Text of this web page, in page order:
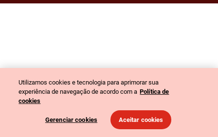
Utilizamos cookies e tecnologia para aprimorar sua
experiência de navegação de acordo com a Política de
cookies
Gerenciar cookies Aceitar cookies